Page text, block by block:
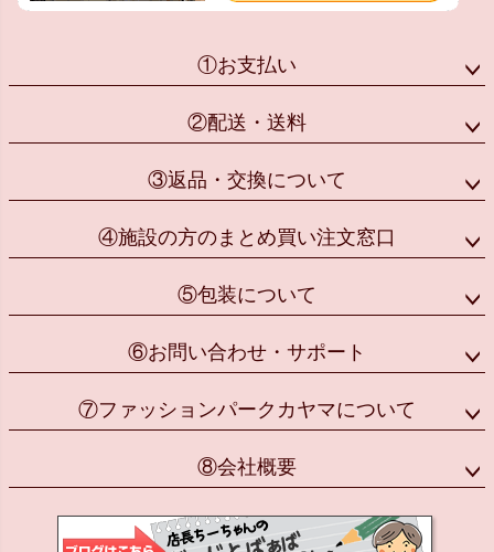
①お支払い
②配送・送料
③返品・交換について
④施設の方のまとめ買い注文窓口
⑤包装について
⑥お問い合わせ・サポート
⑦ファッションパークカヤマについて
⑧会社概要